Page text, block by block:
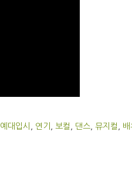
예대입시 연기 보컬 댄스 뮤지컬